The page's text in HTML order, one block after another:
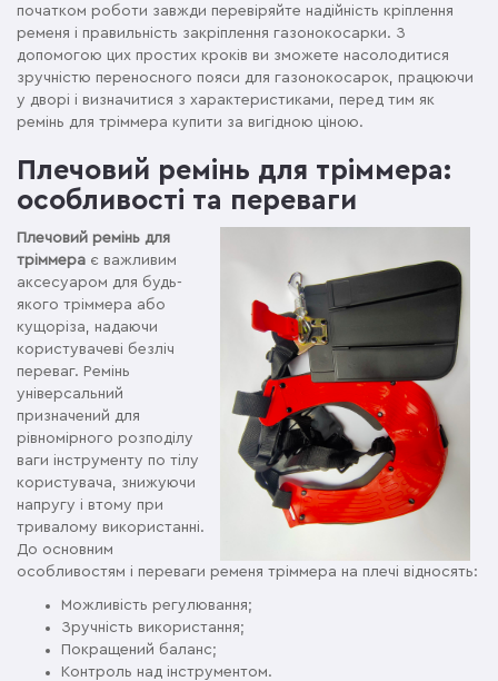
початком роботи завжди перевіряйте надійність кріплення
ременя і правильність закріплення газонокосарки. З
допомогою цих простих кроків ви зможете насолодитися
зручністю переносного пояси для газонокосарок, працюючи
у дворі і визначитися з характеристиками, перед тим як
ремінь для тріммера купити за вигідною ціною.
Плечовий ремінь для тріммера:
особливості та переваги
Плечовий ремінь для
тріммера є важливим
аксесуаром для будь-
якого тріммера або
кущоріза, надаючи
користувачеві безліч
переваг. Ремінь
універсальний
призначений для
рівномірного розподілу
ваги інструменту по тілу
користувача, знижуючи
напругу і втому при
тривалому використанні.
До основним
особливостям і переваги ременя тріммера на плечі відносять:
Можливість регулювання;
Зручність використання;
Покращений баланс;
Контроль над інструментом.